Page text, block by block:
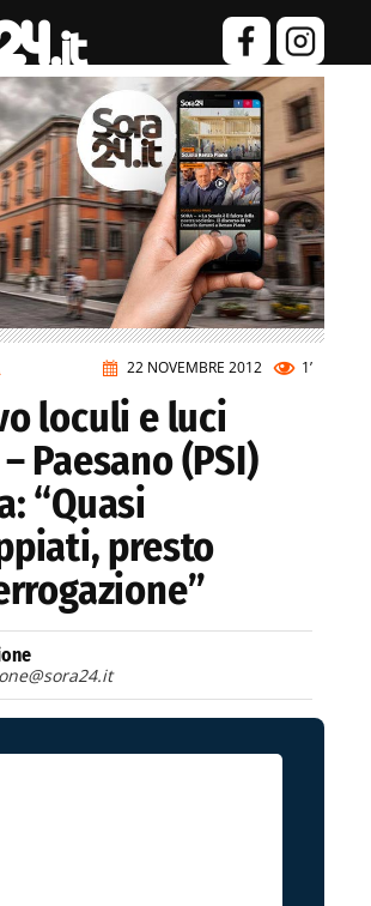
22 NOVEMBRE 2012 1’
loculi e luci
Paesano (PSI)
“Quasi
presto